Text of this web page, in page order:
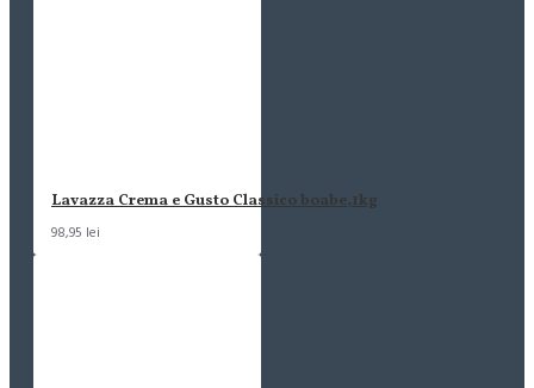
Lavazza Crema e Gusto Classico boabe,1kg
98,95 lei